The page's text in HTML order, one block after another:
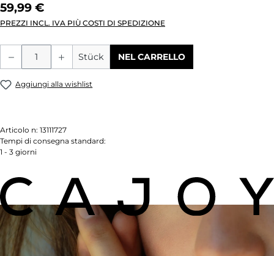
59,99 €
PREZZI INCL. IVA PIÙ COSTI DI SPEDIZIONE
Quantità del prodotto: inserisci la
Stück NEL CARRELLO
Aggiungi alla wishlist
Articolo n: 13111727
Tempi di consegna standard:
1 - 3 giorni